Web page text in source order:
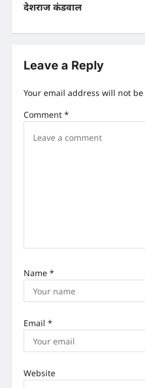
s
a
v
i
देशराज कंडवाल
Leave a Reply
Your email address will not
Comment *
Name *
Email *
Website